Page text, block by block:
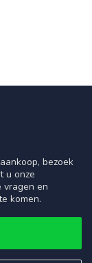
bezoek
u onze
vragen en
komen.